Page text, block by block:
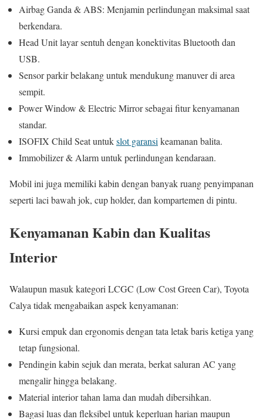
Airbag Ganda & ABS: Menjamin perlindungan maksimal saat
berkendara.
Head Unit layar sentuh dengan konektivitas Bluetooth dan
USB.
Sensor parkir belakang untuk mendukung manuver di area
sempit.
Power Window & Electric Mirror sebagai fitur kenyamanan
standar.
ISOFIX Child Seat untukslot garansi keamanan balita.
Immobilizer & Alarm untuk perlindungan kendaraan.
Mobil ini juga memiliki kabin dengan banyak ruang penyimpanan
seperti laci bawah jok, cup holder, dan kompartemen di pintu.
Kenyamanan Kabin dan Kualitas
Interior
Walaupun masuk kategori LCGC (Low Cost Green Car), Toyota
Calya tidak mengabaikan aspek kenyamanan:
Kursi empuk dan ergonomis dengan tata letak baris ketiga yang
tetap fungsional.
Pendingin kabin sejuk dan merata, berkat saluran AC yang
mengalir hingga belakang.
Material interior tahan lama dan mudah dibersihkan.
Bagasi luas dan fleksibel untuk keperluan harian maupun